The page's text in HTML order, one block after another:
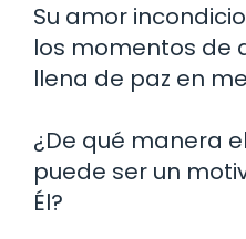
Su amor
los momentos de
llena de paz en
¿De qué manera
puede ser un
Él?